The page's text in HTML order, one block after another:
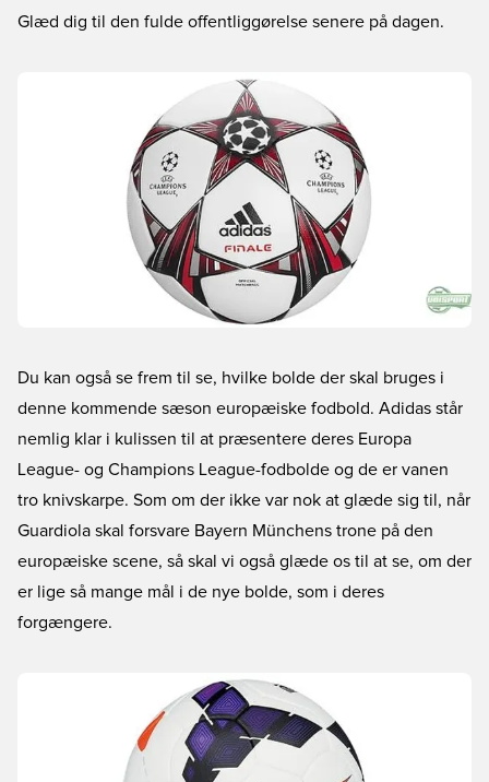
Glæd dig til den fulde offentliggørelse senere på dagen.
Du kan også se frem til se, hvilke bolde der skal bruges i
denne kommende sæson europæiske fodbold. Adidas står
nemlig klar i kulissen til at præsentere deres Europa
League- og Champions League-fodbolde og de er vanen
tro knivskarpe. Som om der ikke var nok at glæde sig til, når
Guardiola skal forsvare Bayern Münchens trone på den
europæiske scene, så skal vi også glæde os til at se, om der
er lige så mange mål i de nye bolde, som i deres
forgængere.